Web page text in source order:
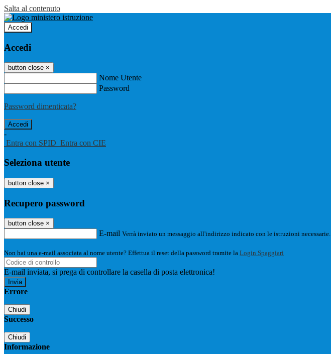
Salta al contenuto
Accedi
Accedi
button close ×
Nome Utente
Password
Password dimenticata?
-
Entra con SPID Entra con CIE
Seleziona utente
button close ×
Recupero password
button close ×
E-mail Verrà inviato un messaggio all'indirizzo indicato con le istruzioni necessarie.
Non hai una e-mail associata al nome utente? Effettua il reset della password tramite la Login Spaggiari
E-mail inviata, si prega di controllare la casella di posta elettronica!
Errore
Chiudi
Successo
Chiudi
Informazione